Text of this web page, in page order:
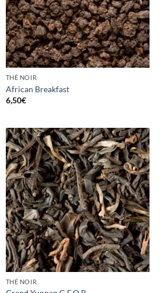
THÉ NOIR
African Breakfast
6,50€
Ajouter
à la
wishlist
THÉ NOIR